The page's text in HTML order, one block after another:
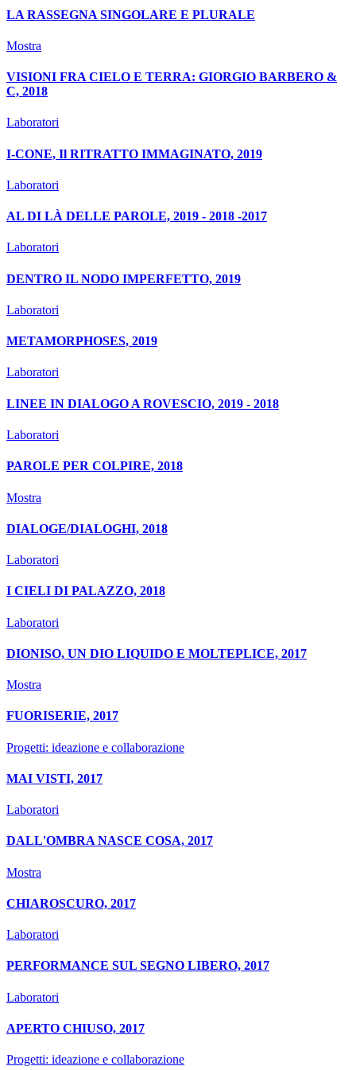
LA RASSEGNA SINGOLARE E PLURALE
Mostra
VISIONI FRA CIELO E TERRA: GIORGIO BARBERO &
C, 2018
Laboratori
I-CONE, Il RITRATTO IMMAGINATO, 2019
Laboratori
AL DI LÀ DELLE PAROLE, 2019 - 2018 -2017
Laboratori
DENTRO IL NODO IMPERFETTO, 2019
Laboratori
METAMORPHOSES, 2019
Laboratori
LINEE IN DIALOGO A ROVESCIO, 2019 - 2018
Laboratori
PAROLE PER COLPIRE, 2018
Mostra
DIALOGE/DIALOGHI, 2018
Laboratori
I CIELI DI PALAZZO, 2018
Laboratori
DIONISO, UN DIO LIQUIDO E MOLTEPLICE, 2017
Mostra
FUORISERIE, 2017
Progetti: ideazione e collaborazione
MAI VISTI, 2017
Laboratori
DALL'OMBRA NASCE COSA, 2017
Mostra
CHIAROSCURO, 2017
Laboratori
PERFORMANCE SUL SEGNO LIBERO, 2017
Laboratori
APERTO CHIUSO, 2017
Progetti: ideazione e collaborazione